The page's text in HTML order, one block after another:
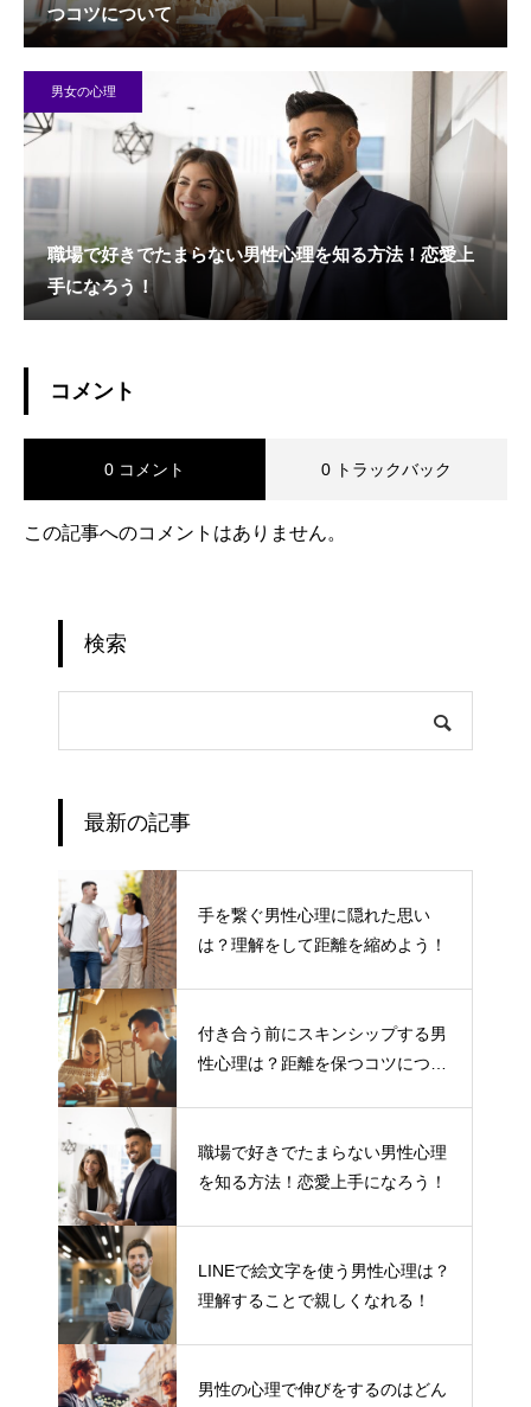
つコツについて
男女の心理
職場で好きでたまらない男性心理を知る方法！恋愛上
手になろう！
コメント
0 コメント 0 トラックバック
この記事へのコメントはありません。
検索
最新の記事
手を繋ぐ男性心理に隠れた思い
は？理解をして距離を縮めよう！
付き合う前にスキンシップする男
性心理は？距離を保つコツについ
職場で好きでたまらない男性心理
を知る方法！恋愛上手になろう！
LINEで絵文字を使う男性心理は？
理解することで親しくなれる！
男性の心理で伸びをするのはどん